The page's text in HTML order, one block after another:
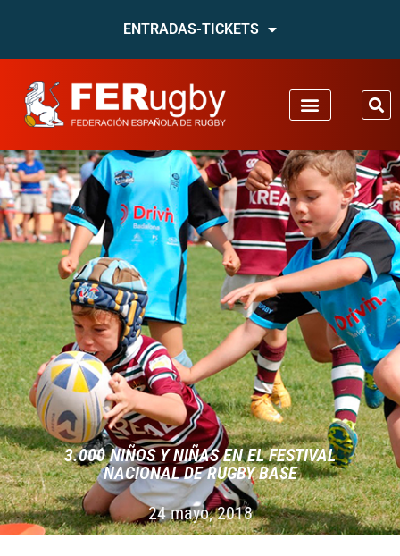
ENTRADAS-TICKETS
3.000 NIÑOS Y NIÑAS EN EL FESTIVAL
NACIONAL DE RUGBY BASE
24 mayo, 2018